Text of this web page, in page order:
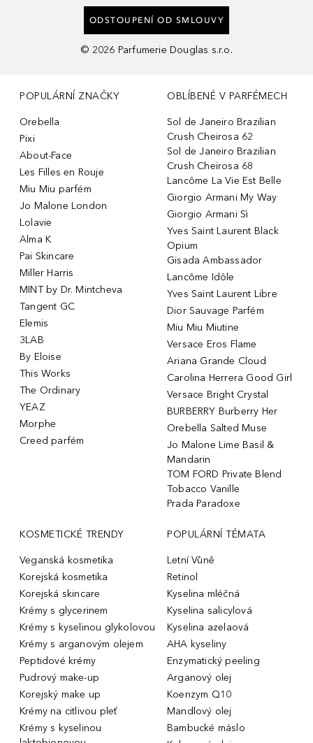
ODSTOUPENÍ OD SMLOUVY
© 2026 Parfumerie Douglas s.r.o.
POPULÁRNÍ ZNAČKY
Orebella
Pixi
About-Face
Les Filles en Rouje
Miu Miu parfém
Jo Malone London
Lolavie
Alma K
Pai Skincare
Miller Harris
MINT by Dr. Mintcheva
Tangent GC
Elemis
3LAB
By Eloise
This Works
The Ordinary
YEAZ
Morphe
Creed parfém
OBLÍBENÉ V PARFÉMECH
Sol de Janeiro Brazilian
Crush Cheirosa 62
Sol de Janeiro Brazilian
Crush Cheirosa 68
Lancôme La Vie Est Belle
Giorgio Armani My Way
Giorgio Armani Sì
Yves Saint Laurent Black
Opium
Gisada Ambassador
Lancôme Idôle
Yves Saint Laurent Libre
Dior Sauvage Parfém
Miu Miu Miutine
Versace Eros Flame
Ariana Grande Cloud
Carolina Herrera Good Girl
Versace Bright Crystal
BURBERRY Burberry Her
Orebella Salted Muse
Jo Malone Lime Basil &
Mandarin
TOM FORD Private Blend
Tobacco Vanille
Prada Paradoxe
KOSMETICKÉ TRENDY
Veganská kosmetika
Korejská kosmetika
Korejská skincare
Krémy s glycerinem
Krémy s kyselinou glykolovou
Krémy s arganovým olejem
Peptidové krémy
Pudrový make-up
Korejský make up
Krémy na citlivou pleť
Krémy s kyselinou
POPULÁRNÍ TÉMATA
Letní Vůně
Retinol
Kyselina mléčná
Kyselina salicylová
Kyselina azelaová
AHA kyseliny
Enzymatický peeling
Arganový olej
Koenzym Q10
Mandlový olej
Bambucké máslo